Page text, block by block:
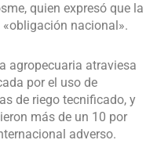
quien expresó que la
nacional».
agropecuaria atraviesa
por el uso de
de riego tecnificado, y
más de un 10 por
adverso.